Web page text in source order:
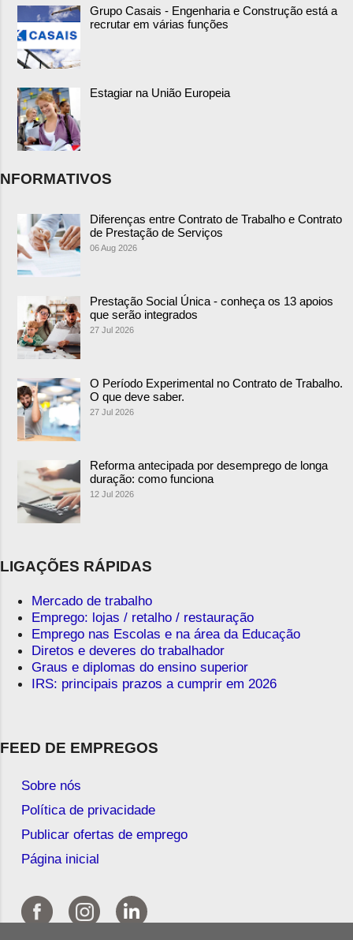
Grupo Casais - Engenharia e Construção está a
recrutar em várias funções
Estagiar na União Europeia
NFORMATIVOS
Diferenças entre Contrato de Trabalho e Contrato
de Prestação de Serviços
06 Aug 2026
Prestação Social Única - conheça os 13 apoios
que serão integrados
27 Jul 2026
O Período Experimental no Contrato de Trabalho.
O que deve saber.
27 Jul 2026
Reforma antecipada por desemprego de longa
duração: como funciona
12 Jul 2026
LIGAÇÕES RÁPIDAS
Mercado de trabalho
Emprego: lojas / retalho / restauração
Emprego nas Escolas e na área da Educação
Diretos e deveres do trabalhador
Graus e diplomas do ensino superior
IRS: principais prazos a cumprir em 2026
FEED DE EMPREGOS
Sobre nós
Política de privacidade
Publicar ofertas de emprego
Página inicial